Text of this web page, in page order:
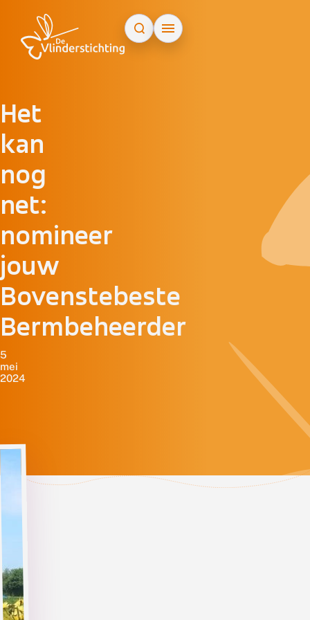
Het
kan
nog
net:
nomineer
jouw
Bovenstebeste
Bermbeheerder
5
mei
2024